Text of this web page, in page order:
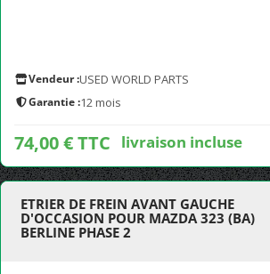
Vendeur :USED WORLD PARTS
Garantie :12 mois
74,00 € TTC livraison incluse
ETRIER DE FREIN AVANT GAUCHE
D'OCCASION POUR MAZDA 323 (BA)
BERLINE PHASE 2